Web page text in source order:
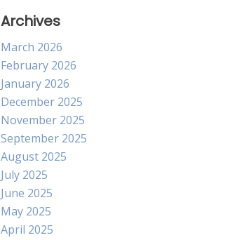
Archives
March 2026
February 2026
January 2026
December 2025
November 2025
September 2025
August 2025
July 2025
June 2025
May 2025
April 2025